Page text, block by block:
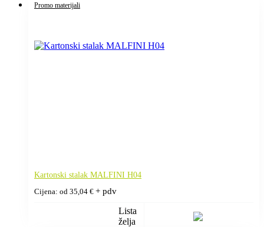
Promo materijali
Kartonski stalak MALFINI H04
Cijena: od 35,04 € + pdv
Lista
želja